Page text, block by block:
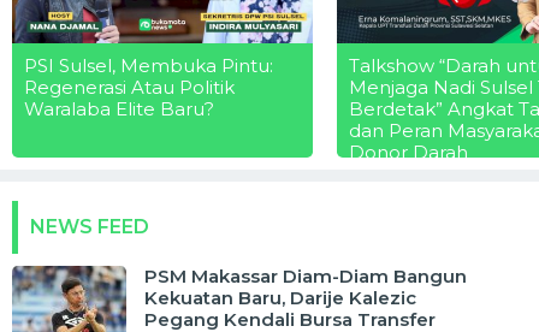
PSI Sulsel, Membuka Pintu:
Regenerasi Atau Politik
Waralaba Elite Baru?
Talkshow “Darah
Menjaga Nadi Sulsel
Berdetak” Angkat
dan Peran
Donor Darah
NEWS FEED
PSM Makassar Diam-Diam Bangun
Kekuatan Baru, Darije Kalezic
Pegang Kendali Bursa Transfer